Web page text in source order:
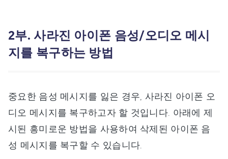
2부. 사라진 아이폰 음성/오디오 메시
지를 복구하는 방법
중요한 음성 메시지를 잃은 경우, 사라진 아이폰 오
디오 메시지를 복구하고자 할 것입니다. 아래에 제
시된 흥미로운 방법을 사용하여 삭제된 아이폰 음
성 메시지를 복구할 수 있습니다.